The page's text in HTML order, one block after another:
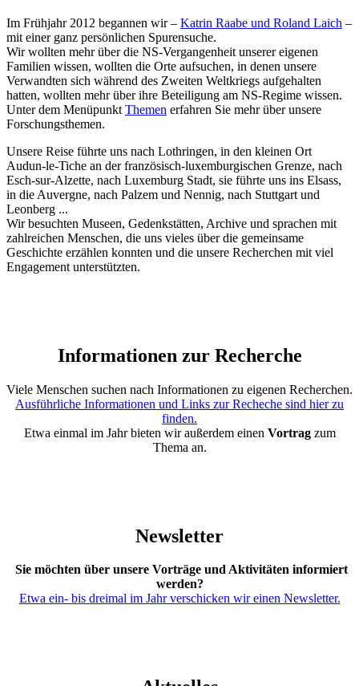
Im Frühjahr 2012 begannen wir – Katrin Raabe und Roland Laich –
mit einer ganz persönlichen Spuren­suche.
Wir wollten mehr über die NS-Vergangen­heit unserer eigenen
Familien wissen, wollten die Orte aufsuchen, in denen unsere
Verwandten sich während des Zweiten Welt­kriegs aufgehalten
hatten, wollten mehr über ihre Beteiligung am NS-Regime wissen.
Unter dem Menüpunkt Themen erfahren Sie mehr über unsere
Forschungs­themen.
Unsere Reise führte uns nach Lothringen, in den kleinen Ort
Audun-le-Tiche an der französisch-­luxemburgischen Grenze, nach
Esch-sur-Alzette, nach Luxemburg Stadt, sie führte uns ins Elsass,
in die Auvergne, nach Palzem und Nennig, nach Stuttgart und
Leonberg ...
Wir besuchten Museen, Gedenk­stätten, Archive und sprachen mit
zahl­reichen Menschen, die uns vieles über die gemeinsame
Geschichte erzählen konnten und die unsere Recherchen mit viel
Engagement unterstützten.
Informationen zur Recherche
Viele Menschen suchen nach Informationen zu eigenen Recherchen.
Ausführliche Informationen und Links zur Recheche sind hier zu
finden.
Etwa einmal im Jahr bieten wir außerdem einen Vortragzum
Thema an.
Newsletter
Sie möchten über unsere Vorträge und Aktivitäten informiert
werden?
Etwa ein- bis dreimal im Jahr verschicken wir einen Newsletter.